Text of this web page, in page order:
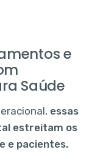
e
Saúde
essas
estreitam os
e pacientes.